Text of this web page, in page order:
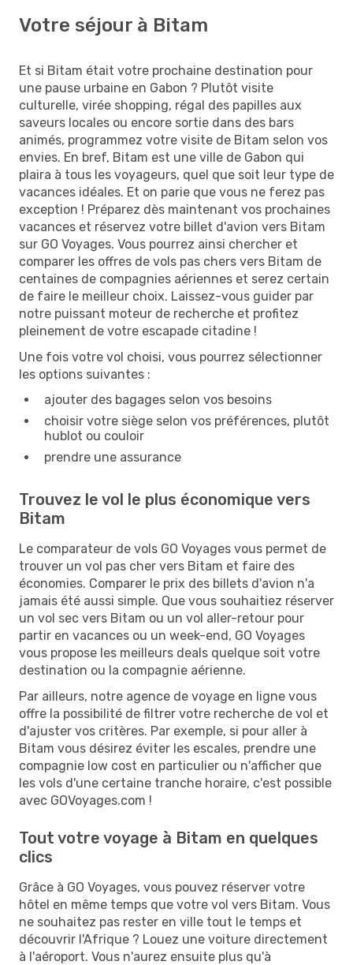
Votre séjour à Bitam
Et si Bitam était votre prochaine destination pour
une pause urbaine en Gabon ? Plutôt visite
culturelle, virée shopping, régal des papilles aux
saveurs locales ou encore sortie dans des bars
animés, programmez votre visite de Bitam selon vos
envies. En bref, Bitam est une ville de Gabon qui
plaira à tous les voyageurs, quel que soit leur type de
vacances idéales. Et on parie que vous ne ferez pas
exception ! Préparez dès maintenant vos prochaines
vacances et réservez votre billet d'avion vers Bitam
sur GO Voyages. Vous pourrez ainsi chercher et
comparer les offres de vols pas chers vers Bitam de
centaines de compagnies aériennes et serez certain
de faire le meilleur choix. Laissez-vous guider par
notre puissant moteur de recherche et profitez
pleinement de votre escapade citadine !
Une fois votre vol choisi, vous pourrez sélectionner
les options suivantes :
ajouter des bagages selon vos besoins
choisir votre siège selon vos préférences, plutôt
hublot ou couloir
prendre une assurance
Trouvez le vol le plus économique vers
Bitam
Le comparateur de vols GO Voyages vous permet de
trouver un vol pas cher vers Bitam et faire des
économies. Comparer le prix des billets d'avion n'a
jamais été aussi simple. Que vous souhaitiez réserver
un vol sec vers Bitam ou un vol aller-retour pour
partir en vacances ou un week-end, GO Voyages
vous propose les meilleurs deals quelque soit votre
destination ou la compagnie aérienne.
Par ailleurs, notre agence de voyage en ligne vous
offre la possibilité de filtrer votre recherche de vol et
d'ajuster vos critères. Par exemple, si pour aller à
Bitam vous désirez éviter les escales, prendre une
compagnie low cost en particulier ou n'afficher que
les vols d'une certaine tranche horaire, c'est possible
avec GOVoyages.com !
Tout votre voyage à Bitam en quelques
clics
Grâce à GO Voyages, vous pouvez réserver votre
hôtel en même temps que votre vol vers Bitam. Vous
ne souhaitez pas rester en ville tout le temps et
découvrir l'Afrique ? Louez une voiture directement
à l'aéroport. Vous n'aurez ensuite plus qu'à